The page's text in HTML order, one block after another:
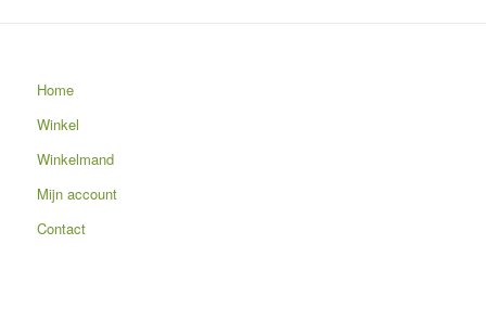
Home
Winkel
Winkelmand
Mijn account
Contact